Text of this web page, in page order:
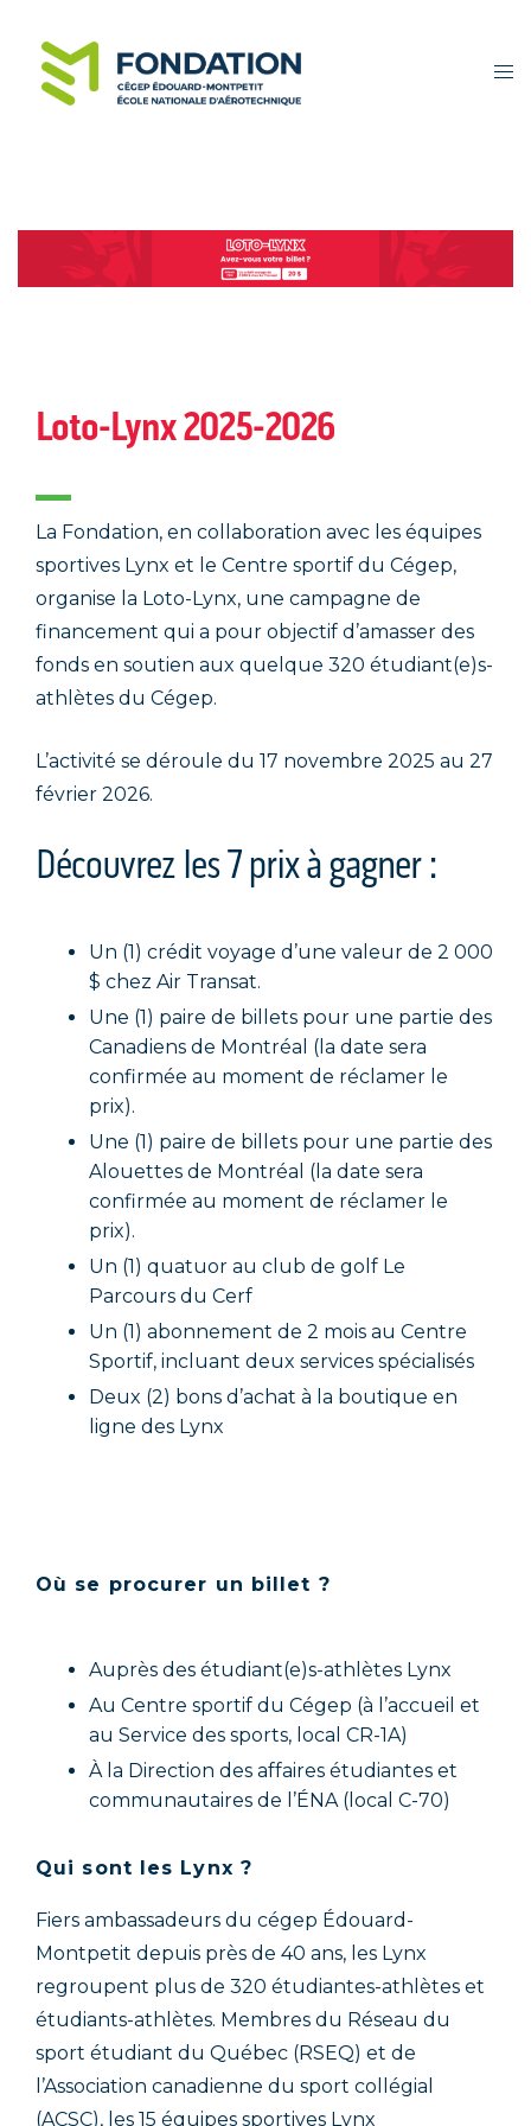
Loto-Lynx 2025-2026
La Fondation, en collaboration avec les équipes
sportives Lynx et le Centre sportif du Cégep,
organise la Loto-Lynx, une campagne de
financement qui a pour objectif d’amasser des
fonds en soutien aux quelque 320 étudiant(e)s-
athlètes du Cégep.
L’activité se déroule du 17 novembre 2025 au 27
février 2026.
Découvrez les 7 prix à gagner :
Un (1) crédit voyage d’une valeur de 2 000
$ chez Air Transat.
Une (1) paire de billets pour une partie des
Canadiens de Montréal (la date sera
confirmée au moment de réclamer le
prix).
Une (1) paire de billets pour une partie des
Alouettes de Montréal (la date sera
confirmée au moment de réclamer le
prix).
Un (1) quatuor au club de golf Le
Parcours du Cerf
Un (1) abonnement de 2 mois au Centre
Sportif, incluant deux services spécialisés
Deux (2) bons d’achat à la boutique en
ligne des Lynx
Où se procurer un billet ?
Auprès des étudiant(e)s-athlètes Lynx
Au Centre sportif du Cégep (à l’accueil et
au Service des sports, local CR-1A)
À la Direction des affaires étudiantes et
communautaires de l’ÉNA (local C-70)
Qui sont les Lynx ?
Fiers ambassadeurs du cégep Édouard-
Montpetit depuis près de 40 ans, les Lynx
regroupent plus de 320 étudiantes-athlètes et
étudiants-athlètes. Membres du Réseau du
sport étudiant du Québec (RSEQ) et de
l’Association canadienne du sport collégial
(ACSC), les 15 équipes sportives Lynx